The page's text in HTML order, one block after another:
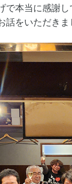
本当に感謝
をいただきま